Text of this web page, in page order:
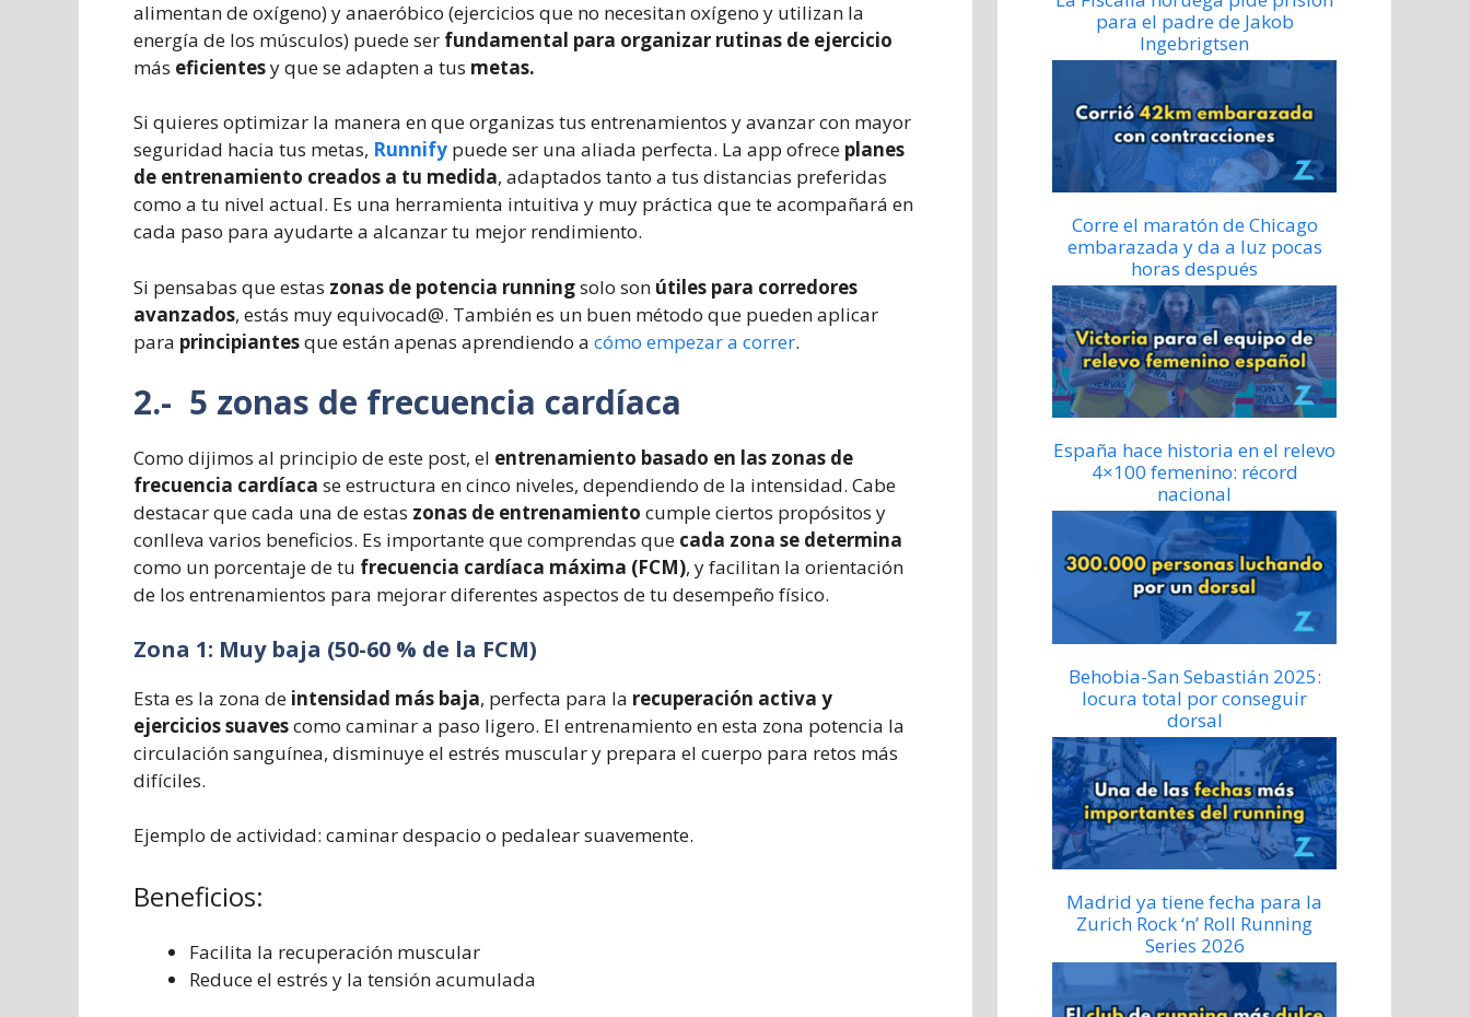
alimentan de oxígeno) y anaeróbico (ejercicios que no necesitan oxígeno y utilizan la
energía de los músculos) puede ser fundamental para organizar rutinas de ejercicio
más eficientesy que se adapten a tus metas.
Si quieres optimizar la manera en que organizas tus entrenamientos y avanzar con mayor
seguridad hacia tus metas, Runnify puede ser una aliada perfecta. La app ofrece planes
de entrenamiento creados a tu medida, adaptados tanto a tus distancias preferidas
como a tu nivel actual. Es una herramienta intuitiva y muy práctica que te acompañará en
cada paso para ayudarte a alcanzar tu mejor rendimiento.
Si pensabas que estas zonas de potencia runningsolo son útiles para corredores
avanzados, estás muy equivocad@. También es un buen método que pueden aplicar
para principiantesque están apenas aprendiendo a cómo empezar a correr.
2.- 5 zonas de frecuencia cardíaca
Como dijimos al principio de este post, el entrenamiento basado en las zonas de
frecuencia cardíaca se estructura en cinco niveles, dependiendo de la intensidad. Cabe
destacar que cada una de estas zonas de entrenamiento cumple ciertos propósitos y
conlleva varios beneficios. Es importante que comprendas que cada zona se determina
como un porcentaje de tu frecuencia cardíaca máxima (FCM), y facilitan la orientación
de los entrenamientos para mejorar diferentes aspectos de tu desempeño físico.
Zona 1: Muy baja (50-60 % de la FCM)
Esta es la zona de intensidad más baja, perfecta para la recuperación activa y
ejercicios suavescomo caminar a paso ligero. El entrenamiento en esta zona potencia la
circulación sanguínea, disminuye el estrés muscular y prepara el cuerpo para retos más
difíciles.
Ejemplo de actividad: caminar despacio o pedalear suavemente.
Beneficios:
Facilita la recuperación muscular
Reduce el estrés y la tensión acumulada
para el padre de Jakob
Ingebrigtsen
Corre el maratón de Chicago
embarazada y da a luz pocas
horas después
España hace historia en el relevo
4×100 femenino: récord
nacional
Behobia-San Sebastián 2025:
locura total por conseguir
dorsal
Madrid ya tiene fecha para la
Zurich Rock ‘n’ Roll Running
Series 2026